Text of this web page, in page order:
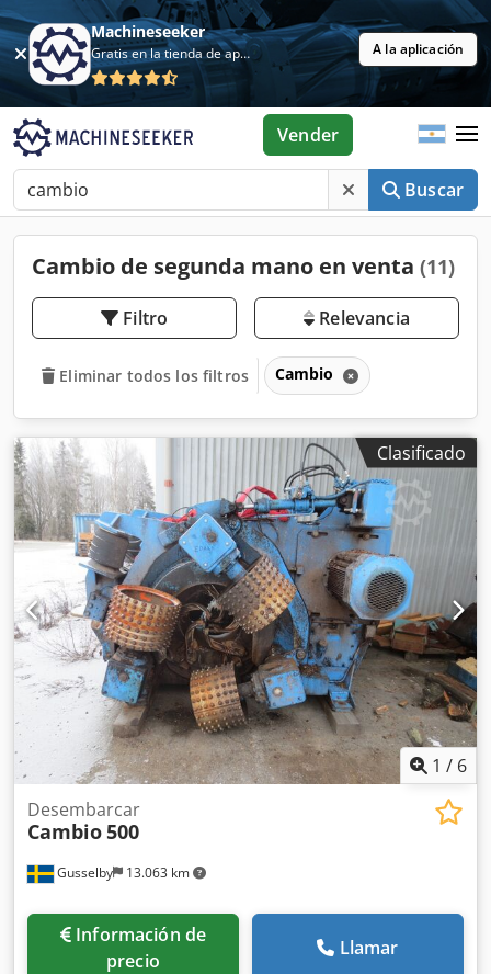
Machineseeker
Gratis en la tienda de aplicaciones A la aplicación
Buscar
Vender
Cambio de segunda mano en venta (11)
Filtro Relevancia
Eliminar todos los filtros Cambio
Clasificado
1 / 6
Gusselby 13.063 km
Desembarcar
Cambio500
Información de
precio
Llamar